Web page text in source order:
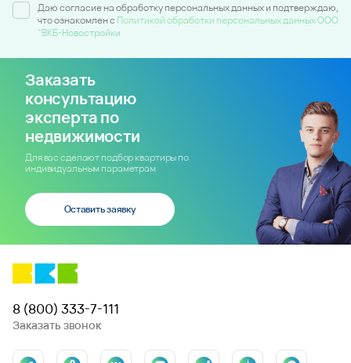
Даю согласие на обработку персональных данных и подтверждаю,
что ознакомлен c Политикой обработки персональных данных ООО
"ВКБ-Новостройки
Заказать
консультацию
эксперта по
недвижимости
Для вас сделают подбор квартиры по
индивидуальным параметрам
Оставить заявку
8 (800) 333-7-111
Заказать звонок